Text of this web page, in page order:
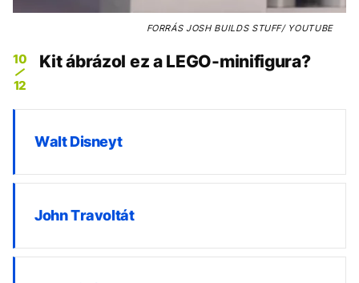
FORRÁSJOSH BUILDS STUFF/ YOUTUBE
10
12
Kit ábrázol ez a LEGO-minifigura?
Walt Disneyt
John Travoltát